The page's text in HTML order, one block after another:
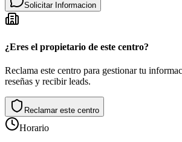
Solicitar Informacion
¿Eres el propietario de este centro?
Reclama este centro para gestionar tu
reseñas y recibir leads.
Reclamar este centro
Horario